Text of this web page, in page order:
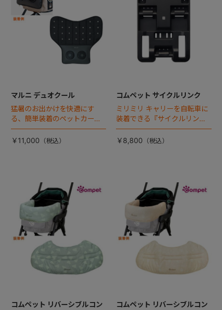
マルニ デュオクール
猛暑のお出かけを快適にす
る、簡単装着のペットカート
専用ダブル送風ファンが登
場。
￥11,000
コムペット サイクルリンク
ミリミリ キャリーを自転車に
装着できる『サイクルリン
ク』が登場！
￥8,800
コムペット リバーシブルコン
コムペット リバーシブルコン